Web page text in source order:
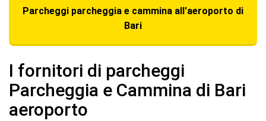
Parcheggi parcheggia e cammina all'aeroporto di
Bari
I fornitori di parcheggi
Parcheggia e Cammina di Bari
aeroporto